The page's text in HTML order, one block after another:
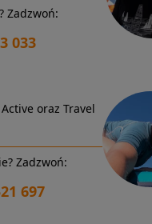
Zadzwoń:
033
oraz Travel
Zadzwoń:
697